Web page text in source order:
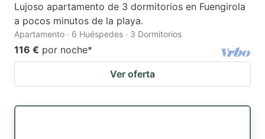
Lujoso apartamento de 3 dormitorios en Fuengirola
a pocos minutos de la playa.
Apartamento · 6 Huéspedes · 3 Dormitorios
116 € por noche*
Ver oferta